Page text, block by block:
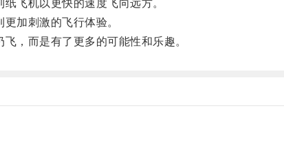
飞机以更快的速度飞向远方。
加刺激的飞行体验。
，而是有了更多的可能性和乐趣。